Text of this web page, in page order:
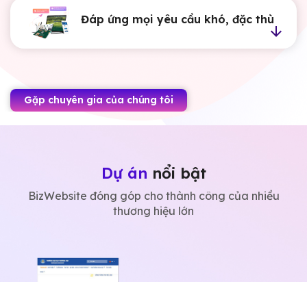
Đáp ứng mọi yêu cầu khó, đặc thù
Gặp chuyên gia của chúng tôi
Dự án nổi bật
BizWebsite đóng góp cho thành công của nhiều
thương hiệu lớn